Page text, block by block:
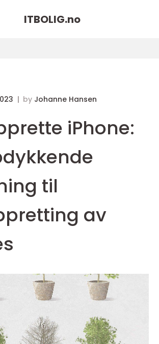
ITBOLIG.no
by Johanne Hansen
iPhone:
til
av